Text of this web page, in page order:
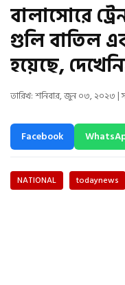
বালাসোরে
গুলি বাতিল
হয়েছে,
তারিখ: শনিবার, জুন ০৩, ২০২৩ |
Facebook
NATIONAL todaynews